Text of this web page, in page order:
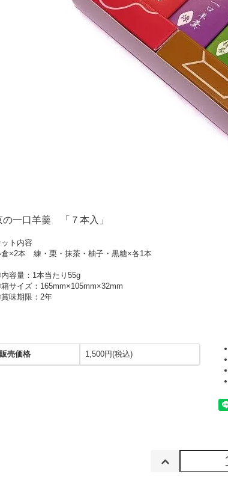
の一口羊羹 「７本入」
ト内容
倉×2本 練・栗・抹茶・柚子・黒糖×各1本
容量：1本当たり55g
サイズ：165mm×105mm×32mm
味期限：2年
販売価格 1,500円(税込)